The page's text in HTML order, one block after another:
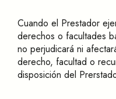
Cuando el Prestador
derechos o facultades
no perjudicará ni
derecho, facultad o
disposición del